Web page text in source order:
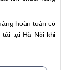
hoàn toàn có
tải tại Hà Nội khi